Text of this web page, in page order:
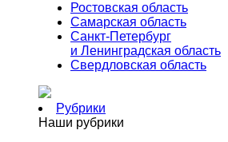
Ростовская область
Самарская область
Санкт-Петербург
и Ленинградская область
Свердловская область
Рубрики
Наши рубрики